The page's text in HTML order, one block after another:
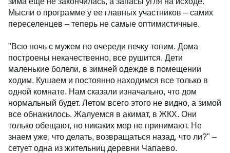
Мысли о программе у ее главных участников – самих
переселенцев – теперь не самые оптимистичные.
"Всю ночь с мужем по очереди печку топим. Дома
построены некачественно, все рушится. Дети
маленькие болели, в зимней одежде в помещении
ходим. Кушаем и постоянно находимся все только в
одной комнате. Нам сказали изначально, что дом
нормальный будет. Летом всего этого не видно, а зимой
все обнажилось. Жалуемся в акимат, в ЖКХ. Они
только обещают, но никаких мер не принимают. Не
знаем уже, что делать, возвращаться назад, что ли?" –
сетует одна из жительниц деревни Чапаево.